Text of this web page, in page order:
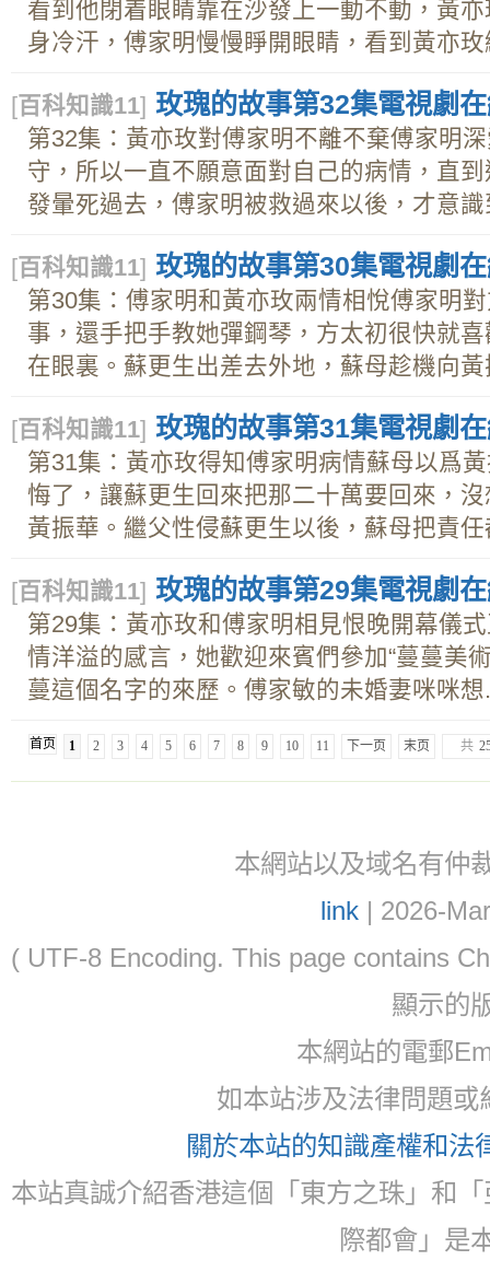
看到他閉着眼睛靠在沙發上一動不動，黃
身冷汗，傅家明慢慢睜開眼睛，看到黃亦玫
[百科知識11] 玫瑰的故事第32集電視劇
第32集：黃亦玫對傅家明不離不棄傅家明
守，所以一直不願意面對自己的病情，直
發暈死過去，傅家明被救過來以後，才意識
[百科知識11] 玫瑰的故事第30集電視劇
第30集：傅家明和黃亦玫兩情相悅傅家明
事，還手把手教她彈鋼琴，方太初很快就
在眼裏。蘇更生出差去外地，蘇母趁機向黃
[百科知識11] 玫瑰的故事第31集電視劇
第31集：黃亦玫得知傅家明病情蘇母以爲
悔了，讓蘇更生回來把那二十萬要回來，
黃振華。繼父性侵蘇更生以後，蘇母把責任
[百科知識11] 玫瑰的故事第29集電視劇
第29集：黃亦玫和傅家明相見恨晚開幕儀
情洋溢的感言，她歡迎來賓們參加“蔓蔓美
蔓這個名字的來歷。傅家敏的未婚妻咪咪想
首页 1 2 3 4 5 6 7 8 9 10 11 下一页 末页 共
本網站以及域名有仲
link| 2026-
( UTF-8 Encoding. This page contains
顯示的
本網站的電郵
如本站涉及法律問題
關於本站的知識產權和法
本站真誠介紹香港這個「東方之珠」和
際都會」是